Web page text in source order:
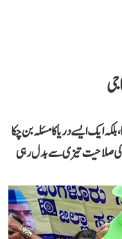
ایک ایسے دریا کا مسئلہ بن چکا
کی صلاحیت تیزی سے بدل رہی